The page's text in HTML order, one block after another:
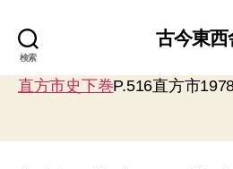
検索
古今東西
直方市史下巻P.516直方市